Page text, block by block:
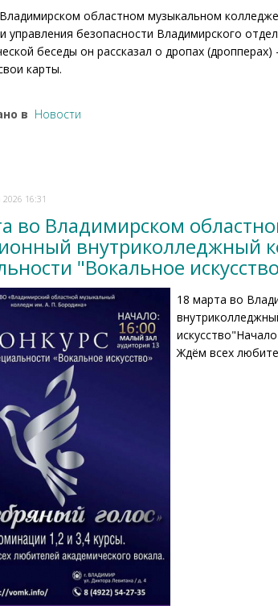
областном музыкальном
управления безопасности Владимирского
беседы он рассказал о дропах
карты.
в Новости
2026 16:31
во Владимирском
внутриколледжный
"Вокальное
18 марта во
Ждём всех